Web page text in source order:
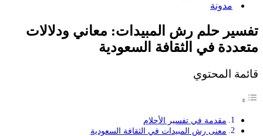
مدونة
تفسير حلم رش المبيدات: معاني ودلالات
متعددة في الثقافة السعودية
قائمة المحتوي
مقدمة في تفسير الأحلام
معنى رش المبيدات في الثقافة السعودية